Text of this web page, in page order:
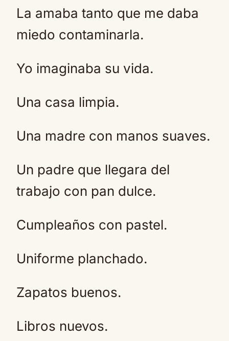
La amaba tanto que me daba
miedo contaminarla.
Yo imaginaba su vida.
Una casa limpia.
Una madre con manos suaves.
Un padre que llegara del
trabajo con pan dulce.
Cumpleaños con pastel.
Uniforme planchado.
Zapatos buenos.
Libros nuevos.